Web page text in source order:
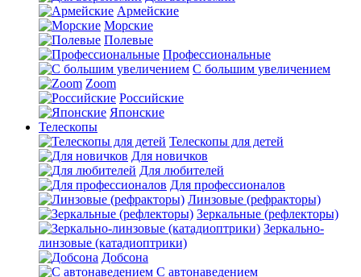
Армейские
Морские
Полевые
Профессиональные
С большим увеличением
Zoom
Российские
Японские
Телескопы
Телескопы для детей
Для новичков
Для любителей
Для профессионалов
Линзовые (рефракторы)
Зеркальные (рефлекторы)
Зеркально-
линзовые (катадиоптрики)
Добсона
С автонаведением